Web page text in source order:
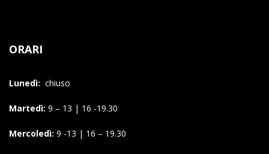
ORARI
Lunedì: chiuso
Martedì: 9 – 13 | 16 -19.30
Mercoledì: 9 -13 | 16 – 19.30